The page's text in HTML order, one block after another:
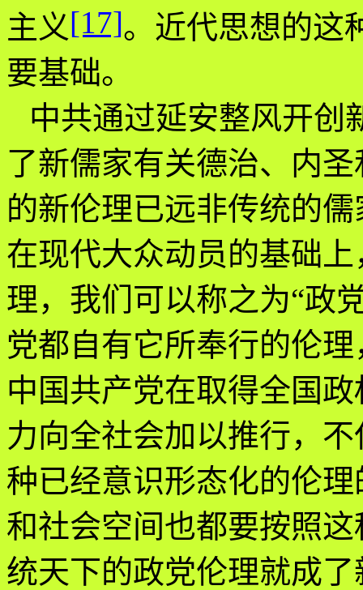
主义[17]。近代思想的这
要基础。
中共通过延安整风开创
了新儒家有关德治、内
的新伦理已远非传统的
在现代大众动员的基础
理，我们可以称之为“政
党都自有它所奉行的伦
中国共产党在取得全国
力向全社会加以推行，
种已经意识形态化的伦
和社会空间也都要按照
统天下的政党伦理就成